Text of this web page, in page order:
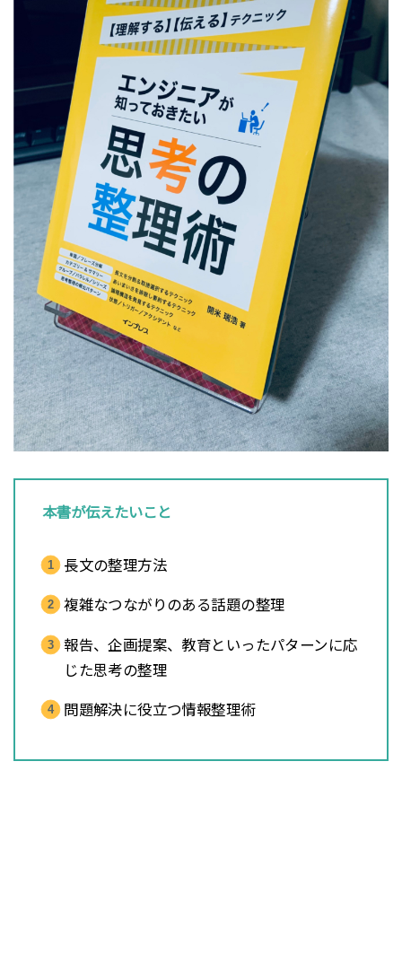
本書が伝えたいこと
長文の整理方法
複雑なつながりのある話題の整理
報告、企画提案、教育といったパターンに応
じた思考の整理
問題解決に役立つ情報整理術